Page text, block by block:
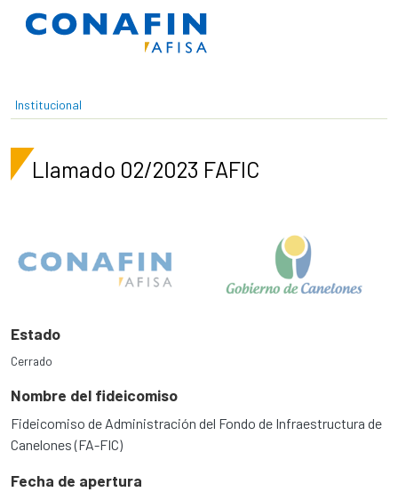
Pasar al contenido principal
Institucional
Llamado 02/2023 FAFIC
Estado
Cerrado
Nombre del fideicomiso
Fideicomiso de Administración del Fondo de Infraestructura de
Canelones (FA-FIC)
Fecha de apertura